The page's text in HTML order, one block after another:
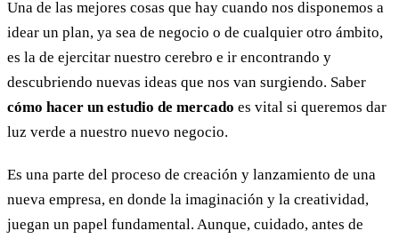
Una de las mejores cosas que hay cuando nos disponemos a
idear un plan, ya sea de negocio o de cualquier otro ámbito,
es la de ejercitar nuestro cerebro e ir encontrando y
descubriendo nuevas ideas que nos van surgiendo. Saber
cómo hacer un estudio de mercado es vital si queremos dar
luz verde a nuestro nuevo negocio.
Es una parte del proceso de creación y lanzamiento de una
nueva empresa, en donde la imaginación y la creatividad,
juegan un papel fundamental. Aunque, cuidado, antes de